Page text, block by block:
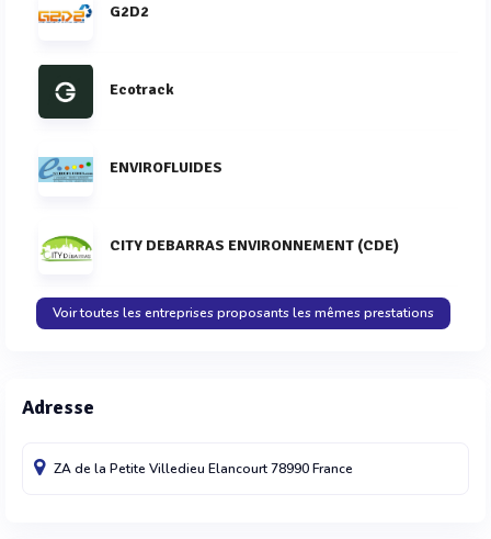
G2D2
Ecotrack
ENVIROFLUIDES
CITY DEBARRAS ENVIRONNEMENT (CDE)
Voir toutes les entreprises proposants les mêmes prestations
Adresse
ZA de la Petite Villedieu Elancourt78990France